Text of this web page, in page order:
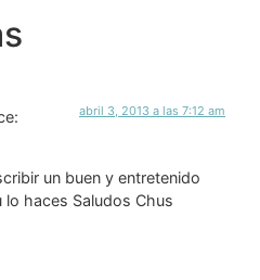
abril 3, 2013 a las 7:12 am
un buen y entretenido
haces Saludos Chus